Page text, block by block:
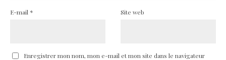
E-mail * Site web
Enregistrer mon nom, mon e-mail et mon site dans le navigateur